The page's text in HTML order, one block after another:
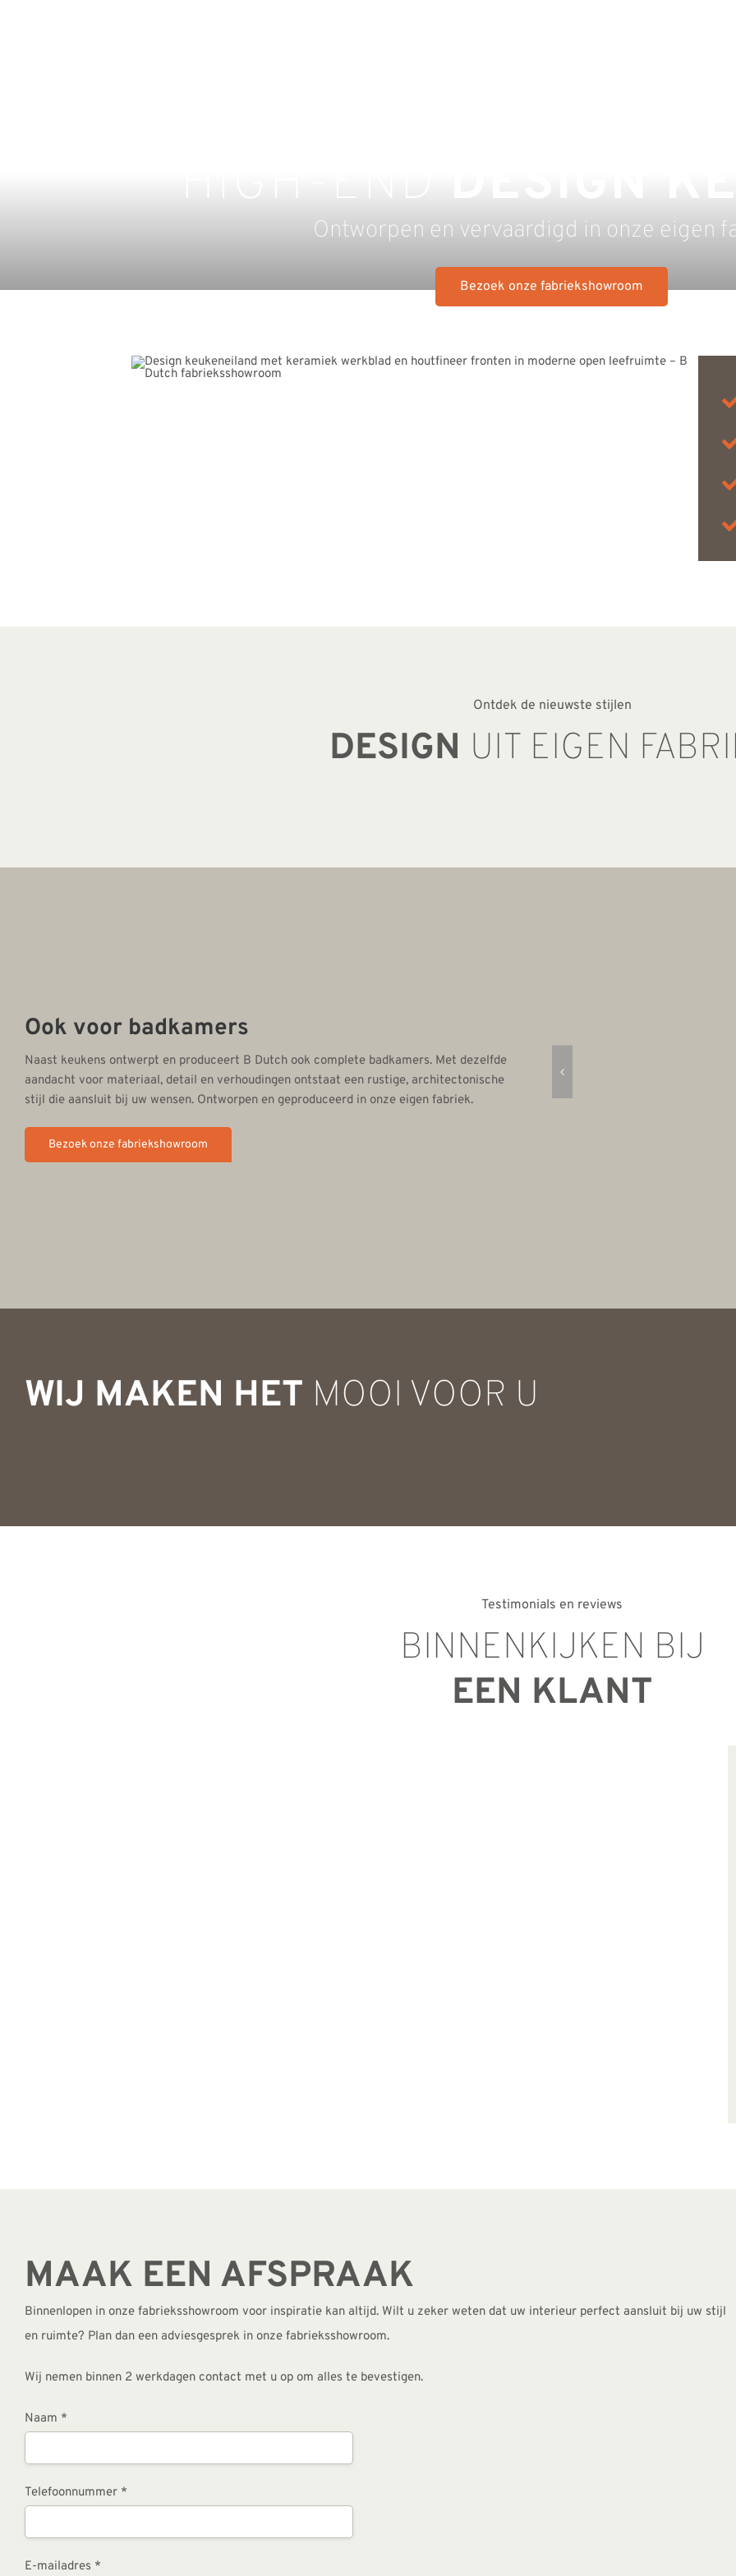
HIGH-ENDDESIGN
Ontworpen en vervaardigd in onze eigen
Bezoek onze fabriekshowroom
Ontdek de nieuwste stijlen
DESIGN UIT EIGEN
Ook voor badkamers
Naast keukens ontwerpt en produceert B Dutch ook complete badkamers. Met dezelfde
aandacht voor materiaal, detail en verhoudingen ontstaat een rustige, architectonische
stijl die aansluit bij uw wensen. Ontworpen en geproduceerd in onze eigen fabriek.
Bezoek onze fabriekshowroom
WIJ MAKEN HET MOOI VOOR U
Testimonials en reviews
BINNENKIJKEN BIJ
EEN KLANT
MAAK EEN AFSPRAAK
Binnenlopen in onze fabrieksshowroom voor inspiratie kan altijd. Wilt u zeker weten dat uw interieur perfect aansluit bij uw stijl
en ruimte? Plan dan een adviesgesprek in onze fabrieksshowroom.
Wij nemen binnen 2 werkdagen contact met u op om alles te bevestigen.
Naam *
Telefoonnummer *
E-mailadres *